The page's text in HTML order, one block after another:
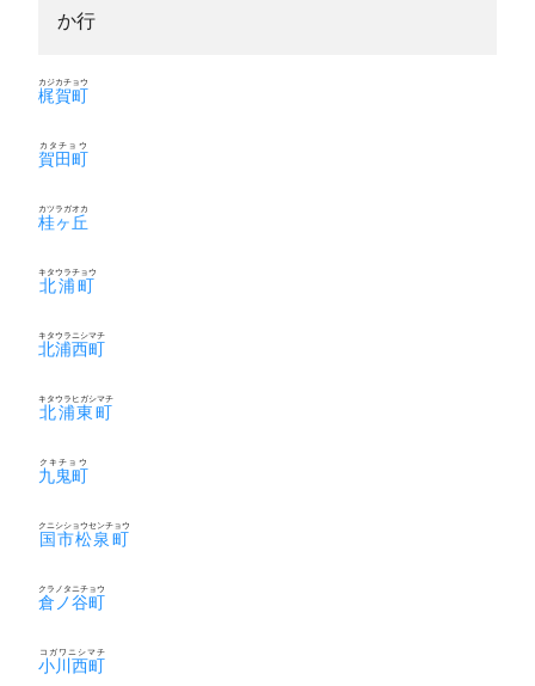
か行
梶賀町
カジカチョウ
賀田町
カタチョウ
桂ヶ丘
カツラガオカ
北浦町
キタウラチョウ
北浦西町
キタウラニシマチ
北浦東町
キタウラヒガシマチ
九鬼町
クキチョウ
国市松泉町
クニシショウセンチョウ
倉ノ谷町
クラノタニチョウ
小川西町
コガワニシマチ